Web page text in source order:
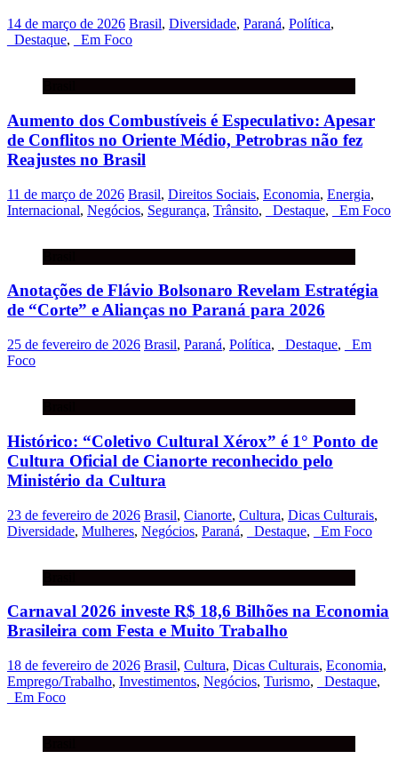
14 de março de 2026 Brasil, Diversidade, Paraná, Política,
_Destaque, _Em Foco
Aumento dos Combustíveis é Especulativo: Apesar
de Conflitos no Oriente Médio, Petrobras não fez
Reajustes no Brasil
11 de março de 2026 Brasil, Direitos Sociais, Economia, Energia,
Internacional, Negócios, Segurança, Trânsito, _Destaque, _Em Foco
Anotações de Flávio Bolsonaro Revelam Estratégia
de “Corte” e Alianças no Paraná para 2026
25 de fevereiro de 2026 Brasil, Paraná, Política, _Destaque,
_Em
Foco
Histórico: “Coletivo Cultural Xérox” é 1° Ponto de
Cultura Oficial de Cianorte reconhecido pelo
Ministério da Cultura
23 de fevereiro de 2026 Brasil, Cianorte, Cultura, Dicas Culturais,
Diversidade, Mulheres, Negócios, Paraná, _Destaque, _Em Foco
Carnaval 2026 investe R$ 18,6 Bilhões na Economia
Brasileira com Festa e Muito Trabalho
18 de fevereiro de 2026 Brasil, Cultura, Dicas Culturais, Economia,
Emprego/Trabalho, Investimentos, Negócios, Turismo, _Destaque,
_Em Foco